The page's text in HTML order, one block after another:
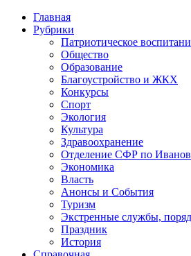
Главная
Рубрики
Патриотическое
Общество
Образование
Благоустройство и ЖКХ
Конкурсы
Спорт
Экология
Культура
Здравоохранение
Отделение СФР по
Экономика
Власть
Анонсы и События
Туризм
Экстренные службы,
Праздник
История